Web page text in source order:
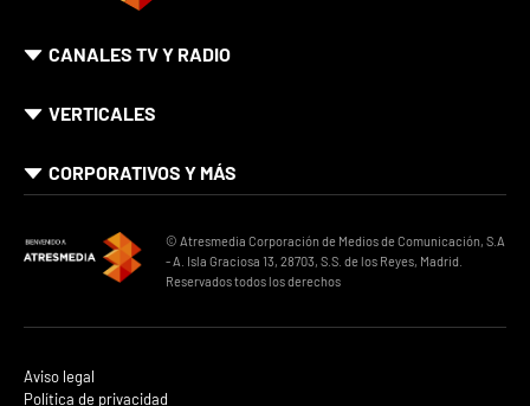
CANALES TV Y RADIO
VERTICALES
CORPORATIVOS Y MÁS
© Atresmedia Corporación de Medios de Comunicación, S.A
- A. Isla Graciosa 13, 28703, S.S. de los Reyes, Madrid.
Reservados todos los derechos
Aviso legal
Política de privacidad